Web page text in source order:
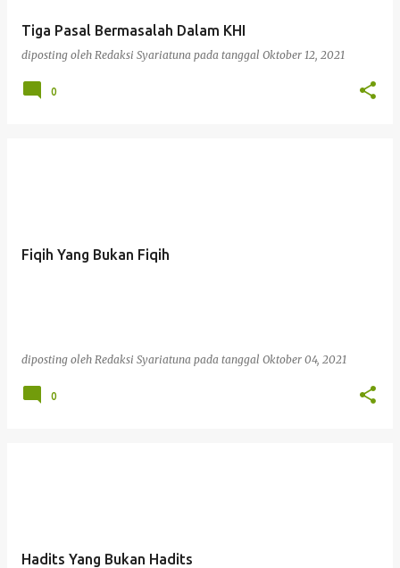
Tiga Pasal Bermasalah Dalam KHI
diposting oleh Redaksi Syariatuna pada tanggal Oktober 12, 2021
0
Fiqih Yang Bukan Fiqih
diposting oleh Redaksi Syariatuna pada tanggal Oktober 04, 2021
0
Hadits Yang Bukan Hadits